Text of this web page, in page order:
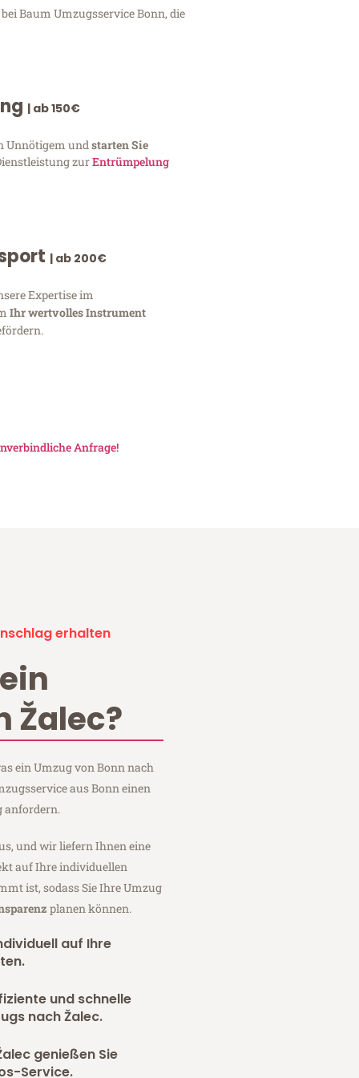
Baum Umzugsservice Bonn, die
| ab 150€
Unnötigem und starten Sie
zurEntrümpelung
| ab 200€
Expertise im
Ihr wertvolles Instrument
Anfrage!
erhalten
Žalec?
ein Umzug von Bonn nach
aus Bonn einen
anfordern.
und wir liefern Ihnen eine
auf Ihre individuellen
ist, sodass Sie Ihre Umzug
planen können.
auf Ihre
und schnelle
nach Žalec.
genießen Sie
Service.